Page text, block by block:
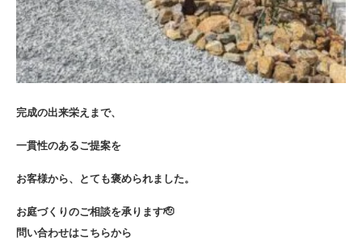
完成の出来栄えまで、
一貫性のあるご提案を
お客様から、とても褒められました。
お庭づくりのご相談を承ります🫡
問い合わせはこちらから